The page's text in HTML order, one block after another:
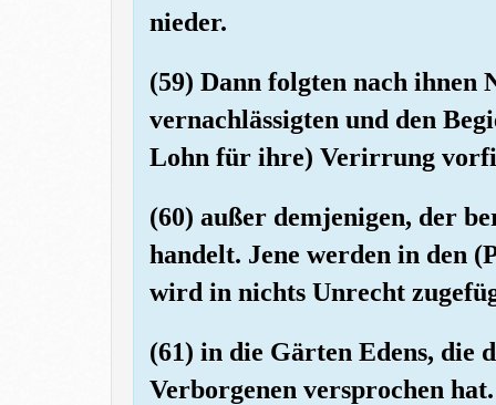
nieder.
(59) Dann folgten nach ihnen
vernachlässigten und den
Lohn für ihre) Verirrung
(60) außer demjenigen, der
handelt. Jene werden in den
wird in nichts Unrecht
(61) in die Gärten Edens, die
Verborgenen versprochen